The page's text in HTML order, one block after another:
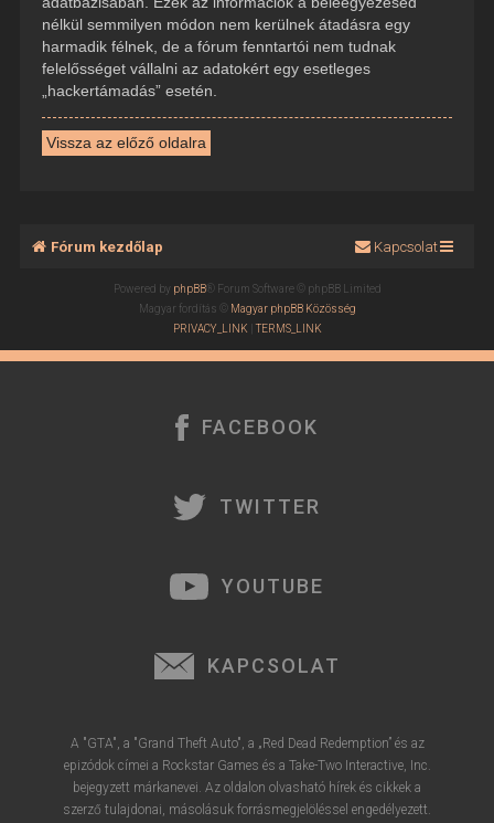
nélkül semmilyen módon nem kerülnek átadásra egy
harmadik félnek, de a fórum fenntartói nem tudnak
felelősséget vállalni az adatokért egy esetleges
„hackertámadás” esetén.
Vissza az előző oldalra
Fórum kezdőlap Kapcsolat
Powered by phpBB® Forum Software © phpBB Limited
Magyar fordítás © Magyar phpBB Közösség
PRIVACY_LINK |TERMS_LINK
FACEBOOK
TWITTER
YOUTUBE
KAPCSOLAT
A "GTA", a "Grand Theft Auto", a „Red Dead Redemption” és az
epizódok címei a Rockstar Games és a Take-Two Interactive, Inc.
bejegyzett márkanevei. Az oldalon olvasható hírek és cikkek a
szerző tulajdonai, másolásuk forrásmegjelöléssel engedélyezett.